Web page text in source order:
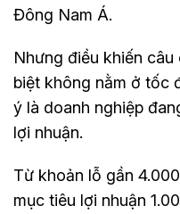
Đông Nam Á.
Nhưng điều khiến
biệt không nằm ở tốc
ý là doanh nghiệp
lợi nhuận.
Từ khoản lỗ gần
mục tiêu lợi nhuận